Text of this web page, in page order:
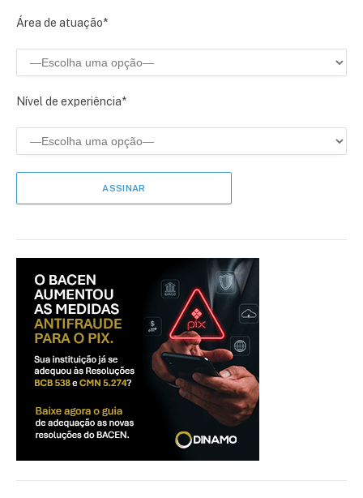
Área de atuação*
Nível de experiência*